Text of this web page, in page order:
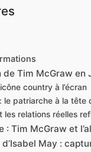
Tim McGraw en
country à l’écran
le patriarche à la tête
les relations réelles
: Tim McGraw et
May :